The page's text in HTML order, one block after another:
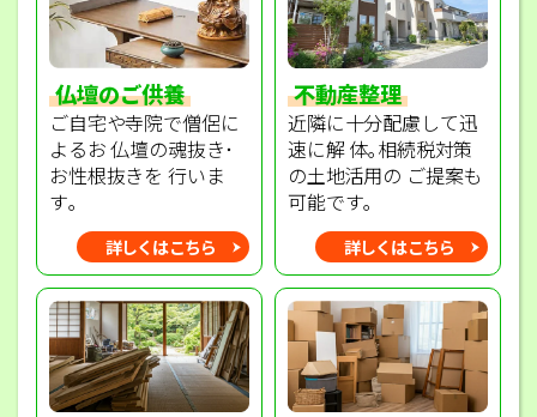
仏壇のご供養
ご自宅や寺院で僧侶に
よるお 仏壇の魂抜き･
お性根抜きを 行いま
す｡
詳しくはこちら
不動産整理
近隣に十分配慮して迅
速に解 体｡相続税対策
の土地活用の ご提案も
可能です｡
詳しくはこちら